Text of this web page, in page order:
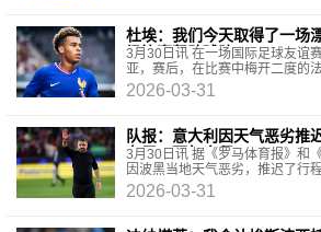
杜埃：我们今天取得了一场
场比赛帮助球队
3月30日讯 在一场国际足球友谊
亚，赛后，在比赛中梅开二度的
采访。杜埃表示：“我感到非常自
2026-03-31
队报：意大利因天气恶劣推
在周一下午启程
3月30日讯 据《罗马体育报》和
因波黑当地天气恶劣，推迟了行
周日飞往波黑，参加定于北京时
2026-03-31